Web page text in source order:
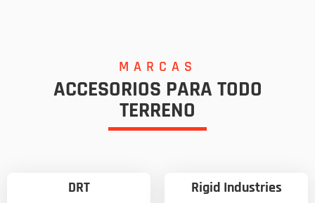
MARCAS
ACCESORIOS PARA TODO
TERRENO
DRT Rigid Industries